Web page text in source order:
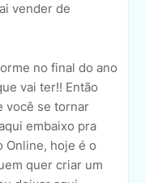
vender de
no final do ano
vai ter!! Então
você se tornar
embaixo pra
Online, hoje é o
quer criar um